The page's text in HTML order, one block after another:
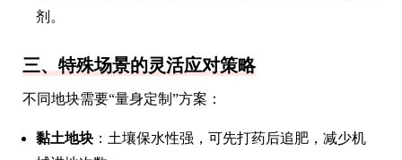
剂。
三、特殊场景的灵活应对策略
不同地块需要“量身定制”方案：
黏土地块 ：土壤保水性强，可先打药后追肥，减少机